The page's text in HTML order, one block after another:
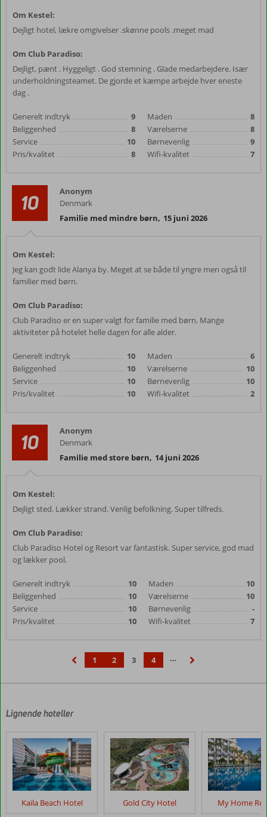
Om Kestel:
Dejligt hotel, lækre omgivelser .skønne pools .meget mad
Om Club Paradiso:
Dejligt, pænt . Hyggeligt . God stemning . Glade medarbejdere. Især
underholdningsteamet. De gjorde et kæmpe arbejde hver eneste
dag .
Generelt indtryk
9
Beliggenhed
8
Service
10
Pris/kvalitet
8
Maden
8
Værelserne
8
Børnevenlig
9
Wifi-kvalitet
7
10
Anonym
Denmark
Familie med mindre børn, 15 juni 2026
Om Kestel:
Jeg kan godt lide Alanya by. Meget at se både til yngre men også til
familier med børn.
Om Club Paradiso:
Club Paradiso er en super valgt for familie med børn. Mange
aktiviteter på hotelet helle dagen for alle alder.
Generelt indtryk
10
Beliggenhed
10
Service
10
Pris/kvalitet
10
Maden
6
Værelserne
10
Børnevenlig
10
Wifi-kvalitet
2
10
Anonym
Denmark
Familie med store børn, 14 juni 2026
Om Kestel:
Dejligt sted. Lækker strand. Venlig befolkning. Super tilfreds.
Om Club Paradiso:
Club Paradiso Hotel og Resort var fantastisk. Super service, god mad
og lækker pool.
Generelt indtryk
10
Beliggenhed
10
Service
10
Pris/kvalitet
10
Maden
10
Værelserne
10
Børnevenlig
-
Wifi-kvalitet
7
1 2 3 4
…
Lignende hoteller
Kaila Beach Hotel Gold City Hotel My Home